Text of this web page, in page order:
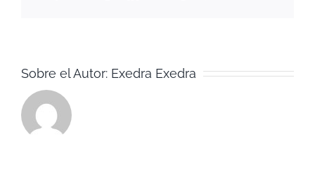
Sobre el Autor: Exedra Exedra